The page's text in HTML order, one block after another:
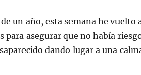
de un año, esta semana he vuelto
para asegurar que no había
dando lugar a una